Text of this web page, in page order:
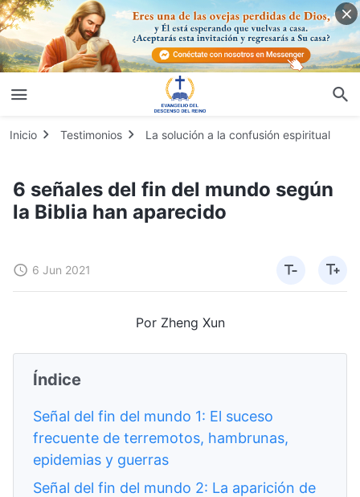
Inicio Testimonios La solución a la confusión espiritual
6 señales del fin del mundo según
la Biblia han aparecido
6 Jun 2021
Por Zheng Xun
Índice
Señal del fin del mundo 1: El suceso
frecuente de terremotos, hambrunas,
epidemias y guerras
Señal del fin del mundo 2: La aparición de